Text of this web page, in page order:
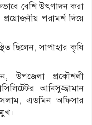
বেশি উৎপাদন করা
পরামর্শ দিয়ে
ছিলেন, সাপাহার কৃষি
উপজেলা প্রকৌশলী
আনিসুজ্জামান
এডমিন অফিসার